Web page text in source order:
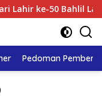
50 Bahlil
Pedoman